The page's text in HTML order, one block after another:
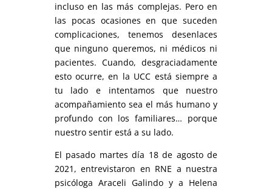
incluso en las más complejas. Pero en
las pocas ocasiones en que suceden
complicaciones, tenemos desenlaces
que ninguno queremos, ni médicos ni
pacientes. Cuando, desgraciadamente
esto ocurre, en la UCC está siempre a
tu lado e intentamos que nuestro
acompañamiento sea el más humano y
profundo con los familiares… porque
nuestro sentir está a su lado.
El pasado martes día 18 de agosto de
2021, entrevistaron en RNE a nuestra
psicóloga Araceli Galindo y a Helena